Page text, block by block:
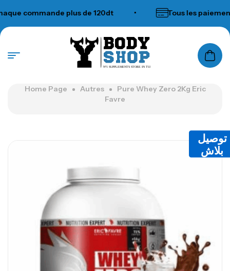
commande plus de 120dt Tous les paiements
N°1 SUPPLEMENTS STORE IN TUNISIA
Home Page Autres
Pure Whey Zero 2Kg Eric
Favre
توصيل
بلاش